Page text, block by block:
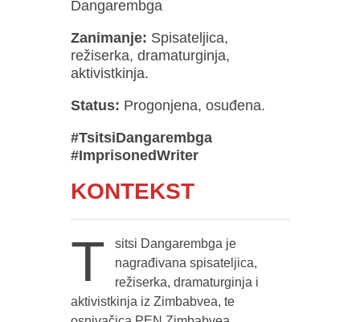
Dangarembga
Zanimanje: Spisateljica,
režiserka, dramaturginja,
aktivistkinja.
Status: Progonjena, osuđena.
#TsitsiDangarembga
#ImprisonedWriter
KONTEKST
T
sitsi Dangarembga je
nagrađivana spisateljica,
režiserka, dramaturginja i
aktivistkinja iz Zimbabvea, te